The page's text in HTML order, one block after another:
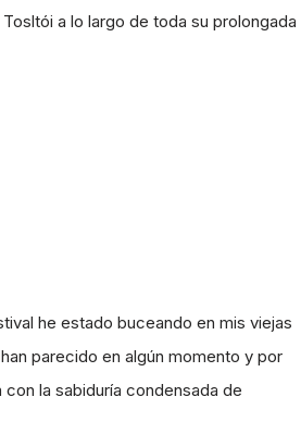
a lo largo de toda su prolongada
he estado buceando en mis viejas
parecido en algún momento y por
la sabiduría condensada de